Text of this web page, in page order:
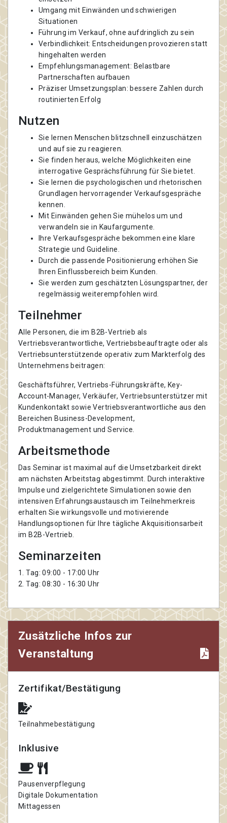
Umgang mit Einwänden und schwierigen
Situationen
Führung im Verkauf, ohne aufdringlich zu sein
Verbindlichkeit: Entscheidungen provozieren statt
hingehalten werden
Empfehlungsmanagement: Belastbare
Partnerschaften aufbauen
Präziser Umsetzungsplan: bessere Zahlen durch
routinierten Erfolg
Nutzen
Sie lernen Menschen blitzschnell einzuschätzen
und auf sie zu reagieren.
Sie finden heraus, welche Möglichkeiten eine
interrogative Gesprächsführung für Sie bietet.
Sie lernen die psychologischen und rhetorischen
Grundlagen hervorragender Verkaufsgespräche
kennen.
Mit Einwänden gehen Sie mühelos um und
verwandeln sie in Kaufargumente.
Ihre Verkaufsgespräche bekommen eine klare
Strategie und Guideline.
Durch die passende Positionierung erhöhen Sie
Ihren Einflussbereich beim Kunden.
Sie werden zum geschätzten Lösungspartner, der
regelmässig weiterempfohlen wird.
Teilnehmer
Alle Personen, die im B2B-Vertrieb als
Vertriebsverantwortliche, Vertriebsbeauftragte oder als
Vertriebsunterstützende operativ zum Markterfolg des
Unternehmens beitragen:
Geschäftsführer, Vertriebs-Führungskräfte, Key-
Account-Manager, Verkäufer, Vertriebsunterstützer mit
Kundenkontakt sowie Vertriebsverantwortliche aus den
Bereichen Business-Development,
Produktmanagement und Service.
Arbeitsmethode
Das Seminar ist maximal auf die Umsetzbarkeit direkt
am nächsten Arbeitstag abgestimmt. Durch interaktive
Impulse und zielgerichtete Simulationen sowie den
intensiven Erfahrungsaustausch im Teilnehmerkreis
erhalten Sie wirkungsvolle und motivierende
Handlungsoptionen für Ihre tägliche Akquisitionsarbeit
im B2B-Vertrieb.
Seminarzeiten
1. Tag: 09:00 - 17:00 Uhr
2. Tag: 08:30 - 16:30 Uhr
Zusätzliche Infos zur
Veranstaltung
Zertifikat/Bestätigung
Teilnahmebestätigung
Inklusive
Pausenverpflegung
Digitale Dokumentation
Mittagessen